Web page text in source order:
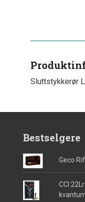
Sluttstykkerør
Bestselgere
Geco
CCI